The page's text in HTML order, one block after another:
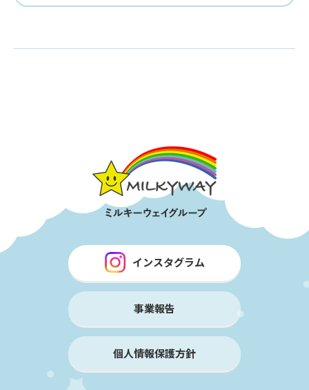
インスタグラム
事業報告
個人情報保護方針